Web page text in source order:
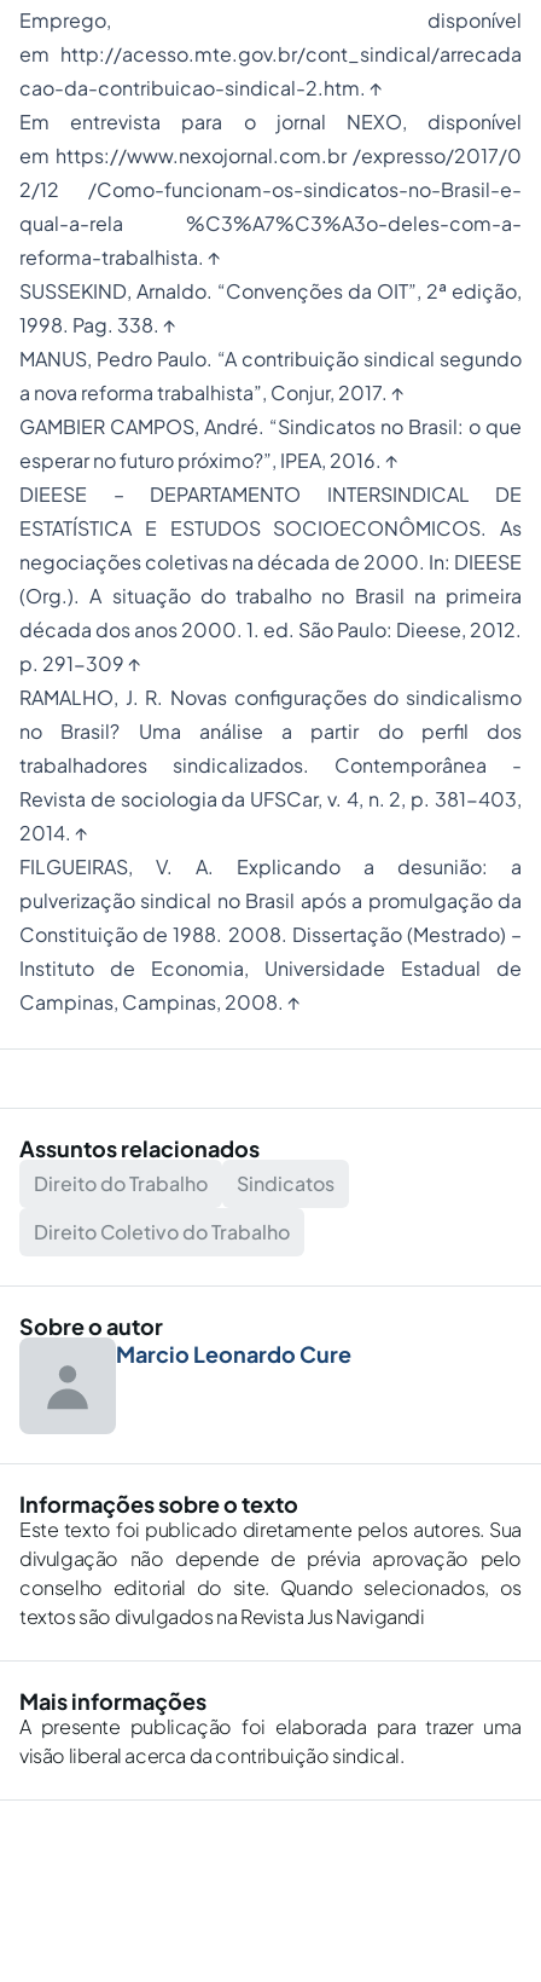
Emprego, disponível
em http://acesso.mte.gov.br/cont_sindical/arrecada
cao-da-contribuicao-sindical-2.htm. ↑
Em entrevista para o jornal NEXO, disponível
em https://www.nexojornal.com.br /expresso/2017/0
2/12 /Como-funcionam-os-sindicatos-no-Brasil-e-
qual-a-rela %C3%A7%C3%A3o-deles-com-a-
reforma-trabalhista. ↑
SUSSEKIND, Arnaldo. “Convenções da OIT”, 2ª edição,
1998. Pag. 338. ↑
MANUS, Pedro Paulo. “A contribuição sindical segundo
a nova reforma trabalhista”, Conjur, 2017. ↑
GAMBIER CAMPOS, André. “Sindicatos no Brasil: o que
esperar no futuro próximo?”, IPEA, 2016. ↑
DIEESE – DEPARTAMENTO INTERSINDICAL DE
ESTATÍSTICA E ESTUDOS SOCIOECONÔMICOS. As
negociações coletivas na década de 2000. In: DIEESE
(Org.). A situação do trabalho no Brasil na primeira
década dos anos 2000. 1. ed. São Paulo: Dieese, 2012.
p. 291-309 ↑
RAMALHO, J. R. Novas configurações do sindicalismo
no Brasil? Uma análise a partir do perfil dos
trabalhadores sindicalizados. Contemporânea -
Revista de sociologia da UFSCar, v. 4, n. 2, p. 381-403,
2014. ↑
FILGUEIRAS, V. A. Explicando a desunião: a
pulverização sindical no Brasil após a promulgação da
Constituição de 1988. 2008. Dissertação (Mestrado) –
Instituto de Economia, Universidade Estadual de
Campinas, Campinas, 2008. ↑
Assuntos relacionados
Direito do Trabalho
Sindicatos
Direito Coletivo do Trabalho
Sobre o autor
Marcio Leonardo Cure
Informações sobre o texto
Este texto foi publicado diretamente pelos autores. Sua
divulgação não depende de prévia aprovação pelo
conselho editorial do site. Quando selecionados, os
textos são divulgados na Revista Jus Navigandi
Mais informações
A presente publicação foi elaborada para trazer uma
visão liberal acerca da contribuição sindical.